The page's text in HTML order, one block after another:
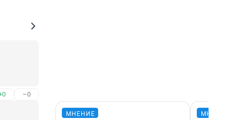
–0
МНЕНИЕ